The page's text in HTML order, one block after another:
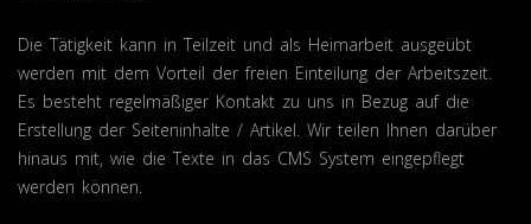
Die Tätigkeit kann in Teilzeit und als Heimarbeit ausgeübt
werden mit dem Vorteil der freien Einteilung der Arbeitszeit.
Es besteht regelmäßiger Kontakt zu uns in Bezug auf die
Erstellung der Seiteninhalte / Artikel. Wir teilen Ihnen darüber
hinaus mit, wie die Texte in das CMS System eingepflegt
werden können.